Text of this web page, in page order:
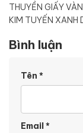
THUYỀN GIẤY
KIM TUYẾN XANH
Bình luận
Tên *
Email*